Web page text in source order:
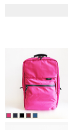
音楽教本